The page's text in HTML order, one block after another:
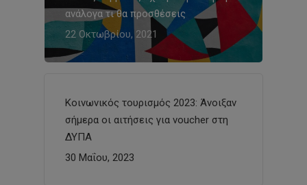
ανάλογα τι θα προσθέσεις
22 Οκτωβρίου, 2021
Κοινωνικός τουρισμός 2023: Άνοιξαν
σήμερα οι αιτήσεις για voucher στη
ΔΥΠΑ
30 Μαΐου, 2023